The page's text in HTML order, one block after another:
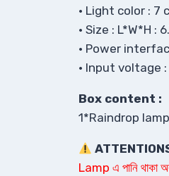
• Light color : 7
• Size : L*W*H :
• Power
• Input voltage :
Box content :
1*Raindrop
Lamp এ পানি থাকা